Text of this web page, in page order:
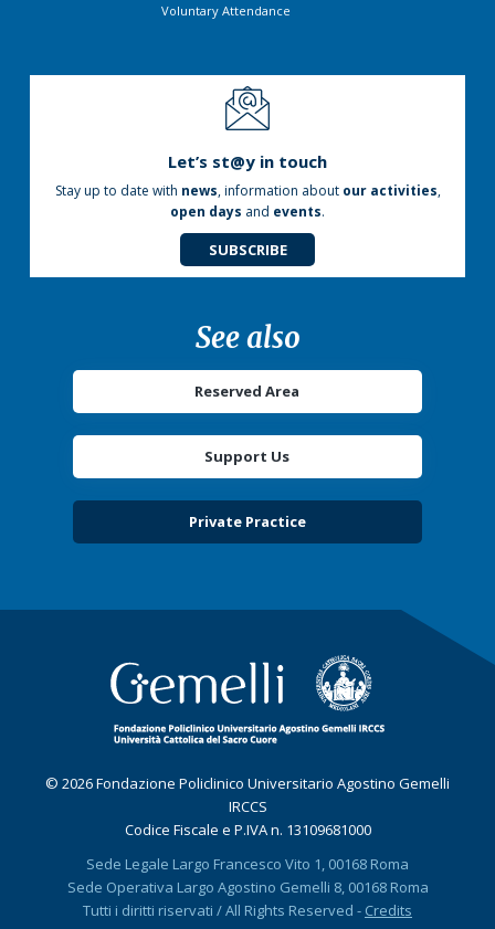
Voluntary Attendance
Let’s st@y in touch
Stay up to date with news, information about our activities,
open days and events.
SUBSCRIBE
See also
Reserved Area
Support Us
Private Practice
© 2026 Fondazione Policlinico Universitario Agostino Gemelli
IRCCS
Codice Fiscale e P.IVA n. 13109681000
Sede Legale Largo Francesco Vito 1, 00168 Roma
Sede Operativa Largo Agostino Gemelli 8, 00168 Roma
Tutti i diritti riservati / All Rights Reserved - Credits